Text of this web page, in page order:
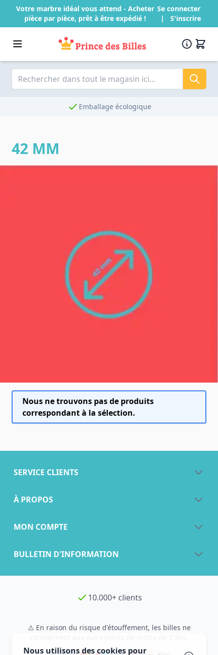
Nous utilisons des cookies pour
Passer au contenu
Votre marbre idéal vous attend - Acheter
pièce par pièce, prêt à être expédié !
Se connecter
|
S'inscrire
Emballage écologique
42 MM
Nous ne trouvons pas de produits
correspondant à la sélection.
SERVICE CLIENTS
À PROPOS
MON COMPTE
BULLETIN D'INFORMATION
10.000+ clients
⚠️ En raison du risque d'étouffement, les billes ne